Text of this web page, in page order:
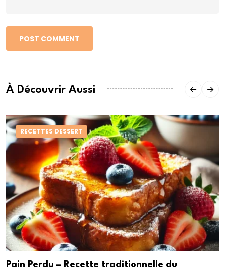
POST COMMENT
À Découvrir Aussi
RECETTES DESSERT
Pain Perdu – Recette traditionnelle du